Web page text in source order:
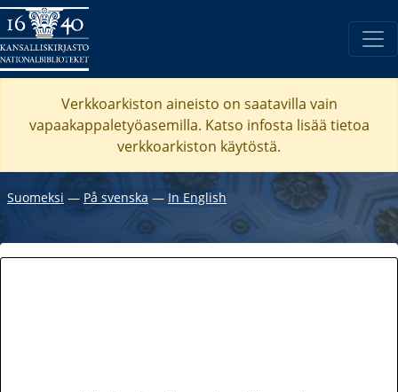
Verkkoarkiston aineisto on saatavilla vain
vapaakappaletyöasemilla. Katso infosta lisää tietoa
verkkoarkiston käytöstä.
Suomeksi ― På svenska ― In English